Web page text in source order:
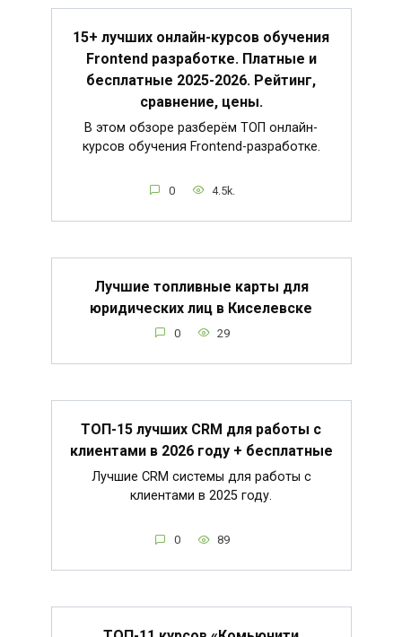
15+ лучших онлайн-курсов обучения
Frontend разработке. Платные и
бесплатные 2025-2026. Рейтинг,
сравнение, цены.
В этом обзоре разберём ТОП онлайн-
курсов обучения Frontend-разработке.
0 4.5k.
Лучшие топливные карты для
юридических лиц в Киселевске
0 29
ТОП-15 лучших CRM для работы с
клиентами в 2026 году + бесплатные
Лучшие CRM системы для работы с
клиентами в 2025 году.
0 89